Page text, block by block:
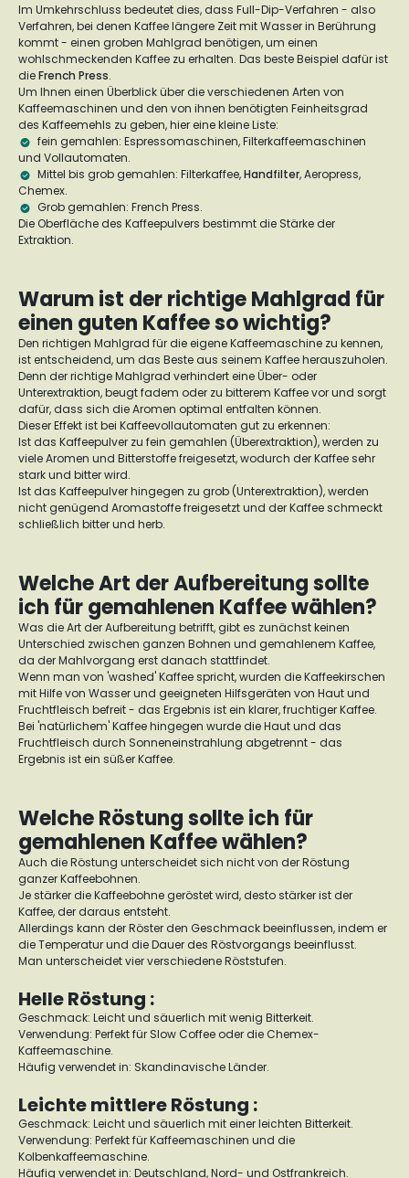
Im Umkehrschluss bedeutet dies, dass Full-Dip-Verfahren - also
Verfahren, bei denen Kaffee längere Zeit mit Wasser in Berührung
kommt - einen groben Mahlgrad benötigen, um einen
wohlschmeckenden Kaffee zu erhalten. Das beste Beispiel dafür ist
dieFrench Press.
Um Ihnen einen Überblick über die verschiedenen Arten von
Kaffeemaschinen und den von ihnen benötigten Feinheitsgrad
des Kaffeemehls zu geben, hier eine kleine Liste:
fein gemahlen: Espressomaschinen, Filterkaffeemaschinen
und Vollautomaten.
Mittel bis grob gemahlen: Filterkaffee,Handfilter, Aeropress,
Chemex.
Grob gemahlen: French Press.
Die Oberfläche des Kaffeepulvers bestimmt die Stärke der
Extraktion.
Warum ist der richtige Mahlgrad für
einen guten Kaffee so wichtig?
Den richtigen Mahlgrad für die eigene Kaffeemaschine zu kennen,
ist entscheidend, um das Beste aus seinem Kaffee herauszuholen.
Denn der richtige Mahlgrad verhindert eine Über- oder
Unterextraktion, beugt fadem oder zu bitterem Kaffee vor und sorgt
dafür, dass sich die Aromen optimal entfalten können.
Dieser Effekt ist bei Kaffeevollautomaten gut zu erkennen:
Ist das Kaffeepulver zu fein gemahlen (Überextraktion), werden zu
viele Aromen und Bitterstoffe freigesetzt, wodurch der Kaffee sehr
stark und bitter wird.
Ist das Kaffeepulver hingegen zu grob (Unterextraktion), werden
nicht genügend Aromastoffe freigesetzt und der Kaffee schmeckt
schließlich bitter und herb.
Welche Art der Aufbereitung sollte
ich für gemahlenen Kaffee wählen?
Was die Art der Aufbereitung betrifft, gibt es zunächst keinen
Unterschied zwischen ganzen Bohnen und gemahlenem Kaffee,
da der Mahlvorgang erst danach stattfindet.
Wenn man von 'washed' Kaffee spricht, wurden die Kaffeekirschen
mit Hilfe von Wasser und geeigneten Hilfsgeräten von Haut und
Fruchtfleisch befreit - das Ergebnis ist ein klarer, fruchtiger Kaffee.
Bei 'natürlichem' Kaffee hingegen wurde die Haut und das
Fruchtfleisch durch Sonneneinstrahlung abgetrennt - das
Ergebnis ist ein süßer Kaffee.
Welche Röstung sollte ich für
gemahlenen Kaffee wählen?
Auch die Röstung unterscheidet sich nicht von der Röstung
ganzer Kaffeebohnen.
Je stärker die Kaffeebohne geröstet wird, desto stärker ist der
Kaffee, der daraus entsteht.
Allerdings kann der Röster den Geschmack beeinflussen, indem er
die Temperatur und die Dauer des Röstvorgangs beeinflusst.
Man unterscheidet vier verschiedene Röststufen.
Helle Röstung :
Geschmack: Leicht und säuerlich mit wenig Bitterkeit.
Verwendung: Perfekt für Slow Coffee oder die Chemex-
Kaffeemaschine.
Häufig verwendet in: Skandinavische Länder.
Leichte mittlere Röstung :
Geschmack: Leicht und säuerlich mit einer leichten Bitterkeit.
Verwendung: Perfekt für Kaffeemaschinen und die
Kolbenkaffeemaschine.
Häufig verwendet in: Deutschland, Nord- und Ostfrankreich.